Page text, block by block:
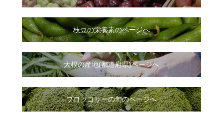
枝豆の栄養素のページへ
大根の産地(都道府県)ページへ
ブロッコリーの旬のページへ